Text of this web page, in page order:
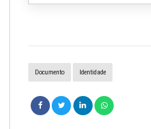
Documento Identidade